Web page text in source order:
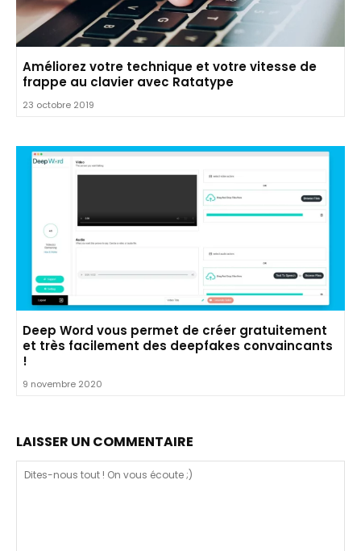
Améliorez votre technique et votre vitesse de
frappe au clavier avec Ratatype
23 octobre 2019
Deep Word vous permet de créer gratuitement
et très facilement des deepfakes convaincants
!
9 novembre 2020
LAISSER UN COMMENTAIRE